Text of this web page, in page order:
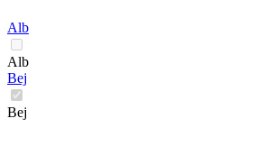
Alb
Alb
Bej
Bej